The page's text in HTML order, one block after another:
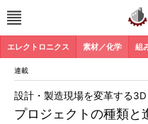
エレクトロニクス 素材／化学 組
連載
プロジェクトの種類と
設計・製造現場を変革する